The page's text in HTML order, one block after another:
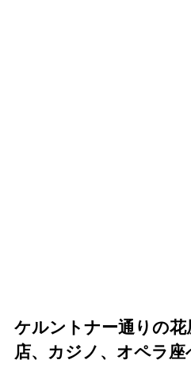
ケルントナー通りの
店、カジノ、オペラ座